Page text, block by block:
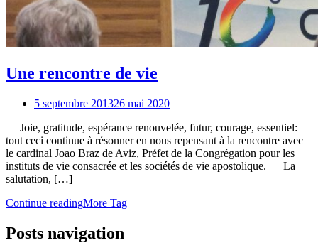
Une rencontre de vie
5 septembre 201326 mai 2020
Joie, gratitude, espérance renouvelée, futur, courage, essentiel:
tout ceci continue à résonner en nous repensant à la rencontre avec
le cardinal Joao Braz de Aviz, Préfet de la Congrégation pour les
instituts de vie consacrée et les sociétés de vie apostolique. La
salutation, […]
Continue readingMore Tag
Posts navigation